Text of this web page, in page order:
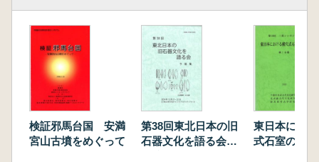
検証邪馬台国 安満
宮山古墳をめぐって
第38回東北日本の旧
石器文化を語る会
東日本にお
式石室の受